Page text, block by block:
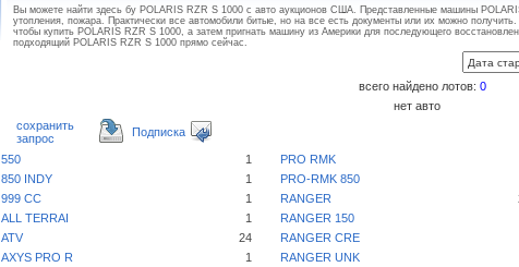
Вы можете найти здесь бу POLARIS RZR S 1000 с авто аукционов США. Представленные машины
утопления, пожара. Практически все автомобили битые, но на все есть документы или их можно
чтобы купить POLARIS RZR S 1000, а затем пригнать машину из Америки для последующего
подходящий POLARIS RZR S 1000 прямо сейчас.
всего найдено лотов: 0
нет авто
сохранить
запрос
Подписка
550 1 PRO RMK
850 INDY
1 PRO-RMK 850
999 CC
1 RANGER
ALL TERRAI
1 RANGER 150
ATV
24 RANGER CRE
AXYS PRO R
1 RANGER UNK